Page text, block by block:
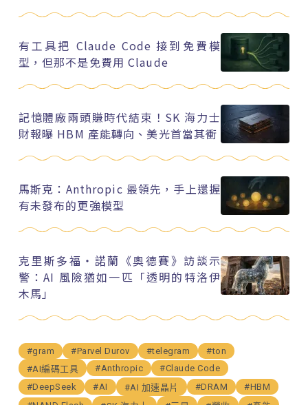
有工具把 Claude Code 接到免費模
型，但那不是免費用 Claude
記憶體廠兩頭賺時代結束！SK 海力士
財報曝 HBM 產能轉向、美光首當其衝
馬斯克：Anthropic 最領先，手上還握
有未發布的更強模型
克里斯多福・諾蘭《奧德賽》訪談示
警：AI 風險猶如一匹「透明的特洛伊
木馬」
#gram #Parvel Durov #telegram
#ton
#AI編碼工具
#Anthropic
#Claude Code
#DeepSeek
#AI #AI 加速晶片 #DRAM
#HBM